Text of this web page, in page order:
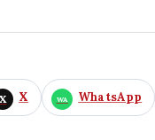
X WhatsApp